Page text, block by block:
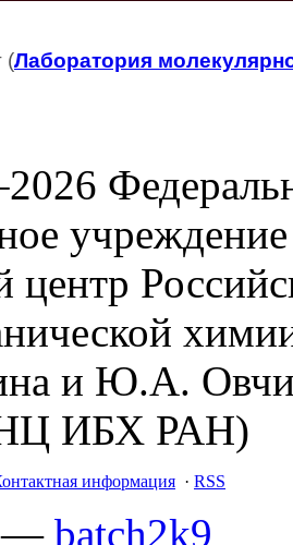
(Лаборатория
центр
и Ю.А.
ИБХ РАН)
информация · RSS
— batch2k9